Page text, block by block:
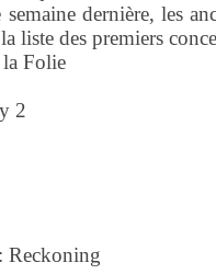
dernière, les
liste des premiers
Folie
2
Reckoning